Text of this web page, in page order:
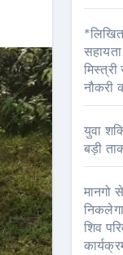
नौकरी
युवा
बड़ी
मानगो
शिव